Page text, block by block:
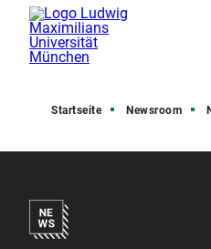
Startseite Newsroom